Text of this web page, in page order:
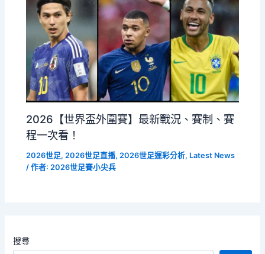
2026【世界盃外圍賽】最新戰況、賽制、賽
程一次看！
2026世足, 2026世足直播, 2026世足運彩分析, Latest News
/ 作者: 2026世足賽小尖兵
搜尋